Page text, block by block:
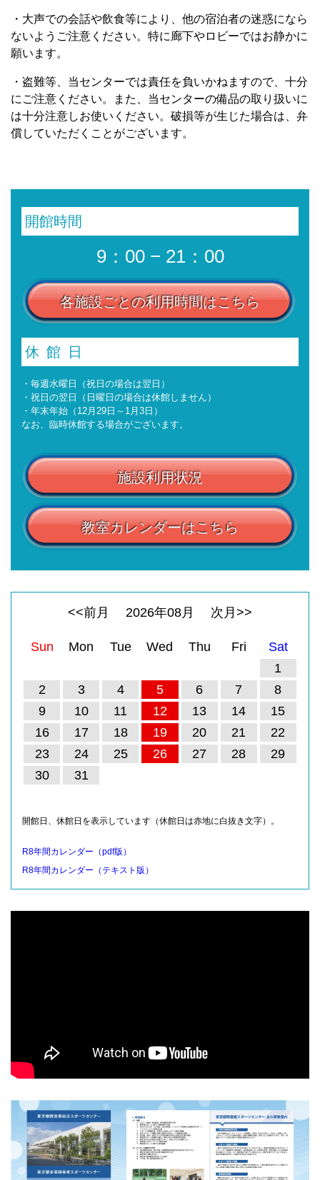
・大声での会話や飲食等により、他の宿泊者の迷惑になら
ないようご注意ください。特に廊下やロビーではお静かに
願います。
・盗難等、当センターでは責任を負いかねますので、十分
にご注意ください。また、当センターの備品の取り扱いに
は十分注意しお使いください。破損等が生じた場合は、弁
償していただくことがございます。
開館時間
9：00 − 21：00
各施設ごとの利用時間はこちら
休館日
・毎週水曜日（祝日の場合は翌日）
・祝日の翌日（日曜日の場合は休館しません）
・年末年始（12月29日～1月3日）
なお、臨時休館する場合がございます。
施設利用状況
教室カレンダーはこちら
<<前月 2026年08月 次月>>
Sun Mon Tue Wed Thu Fri
Sat
1
2
3 4 5 6 7
8
9
10 11 12 13 14
15
16
17 18 19 20 21
22
23
24 25 26 27 28
29
30
31
開館日、休館日を表示しています（休館日は赤地に白抜き文字）。
R8年間カレンダー（pdf版）
R8年間カレンダー（テキスト版）